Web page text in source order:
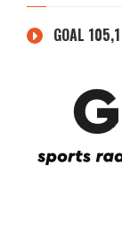
GOAL 105,1